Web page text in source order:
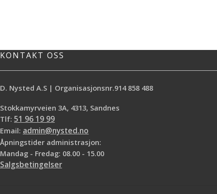
KONTAKT OSS
D. Nysted A.S | Organisasjonsnr.914 858 488
Stokkamyrveien 3A, 4313, Sandnes
Tlf: 51 96 19 99
Email: admin@nysted.no
Åpningstider administrasjon:
Mandag - Fredag: 08.00 - 15.00
Salgsbetingelser